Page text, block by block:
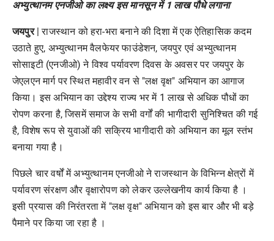
अभ्युत्थानम एनजीओ का लक्ष्य इस मानसून में 1 लाख पौधे लगाना
जयपुर | राजस्थान को हरा-भरा बनाने की दिशा में एक ऐतिहासिक कदम
उठाते हुए, अभ्युत्थानम वैलफेयर फाउंडेशन, जयपुर एवं अभ्युत्थानम
सोसाइटी (एनजीओ) ने विश्व पर्यावरण दिवस के अवसर पर जयपुर के
जेएलएन मार्ग पर स्थित महावीर वन से "लक्ष वृक्ष" अभियान का आगाज
किया। इस अभियान का उद्देश्य राज्य भर में 1 लाख से अधिक पौधों का
रोपण करना है, जिसमें समाज के सभी वर्गों की भागीदारी सुनिश्चित की गई
है, विशेष रूप से युवाओं की सक्रिय भागीदारी को अभियान का मूल स्तंभ
बनाया गया है।
पिछले चार वर्षों में अभ्युत्थानम एनजीओ ने राजस्थान के विभिन्न क्षेत्रों में
पर्यावरण संरक्षण और वृक्षारोपण को लेकर उल्लेखनीय कार्य किया है ।
इसी प्रयास की निरंतरता में "लक्ष वृक्ष" अभियान को इस बार और भी बड़े
पैमाने पर किया जा रहा है ।